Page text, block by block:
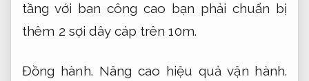
tầng với ban công cao bạn phải chuẩn bị
thêm 2 sợi dây cáp trên 10m.
Đồng hành. Nâng cao hiệu quả vận hành.